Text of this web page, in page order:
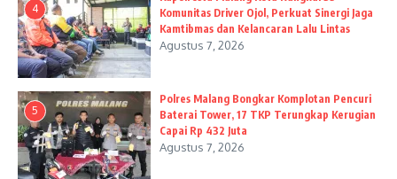
4
Komunitas Driver Ojol, Perkuat Sinergi Jaga
Kamtibmas dan Kelancaran Lalu Lintas
Agustus 7, 2026
5
Polres Malang Bongkar Komplotan Pencuri
Baterai Tower, 17 TKP Terungkap Kerugian
Capai Rp 432 Juta
Agustus 7, 2026